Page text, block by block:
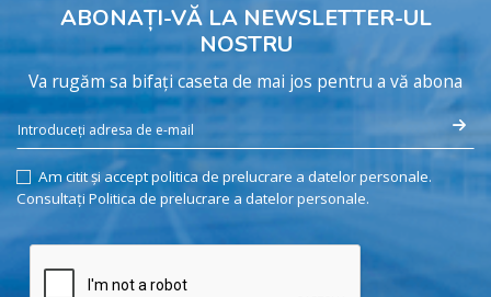
ABONAȚI-VĂ LA NEWSLETTER-UL
NOSTRU
Va rugăm sa bifați caseta de mai jos pentru a vă abona
Am citit și accept politica de prelucrare a datelor personale.
Consultați Politica de prelucrare a datelor personale.